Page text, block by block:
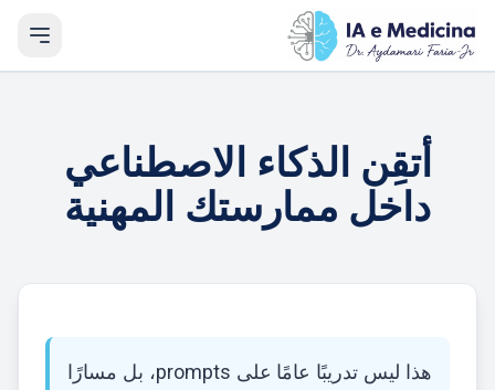
أتقِن الذكاء الاصطناعي
داخل ممارستك المهنية
هذا ليس تدريبًا عامًا على prompts، بل مسارًا